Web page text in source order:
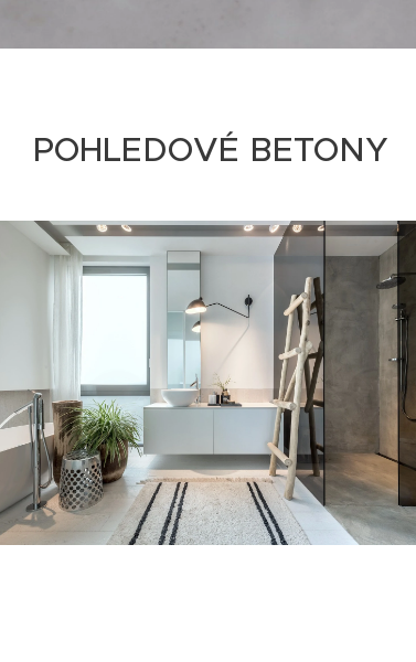
POHLEDOVÉ BETONY